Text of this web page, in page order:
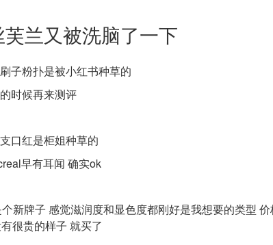
兰又被洗脑了一下
子粉扑是被小红书种草的
时候再来测评
口红是柜姐种草的
早有耳闻 确实ok
新牌子 感觉滋润度和显色度都刚好是我想要的类型
很贵的样子 就买了